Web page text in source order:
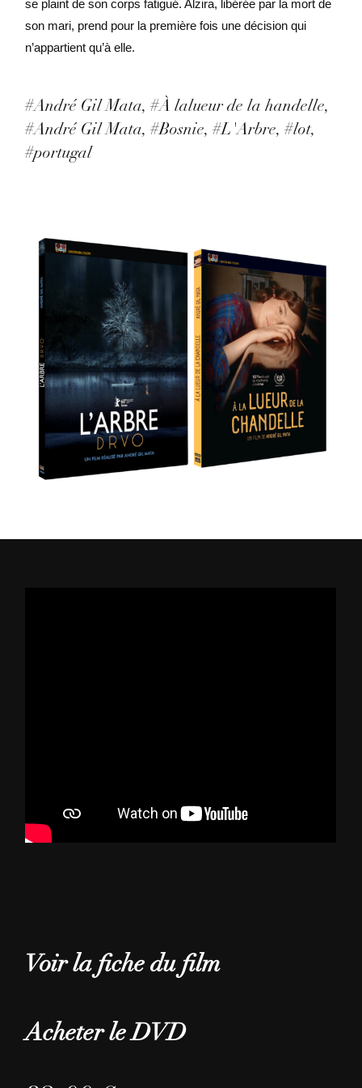
se plaint de son corps fatigué. Alzira, libérée par la mort de
son mari, prend pour la première fois une décision qui
n’appartient qu’à elle.
#André Gil Mata #À lalueur de la handelle
#André Gil Mata #Bosnie #L'Arbre #lot
#portugal
Voir la fiche du film
Acheter le DVD